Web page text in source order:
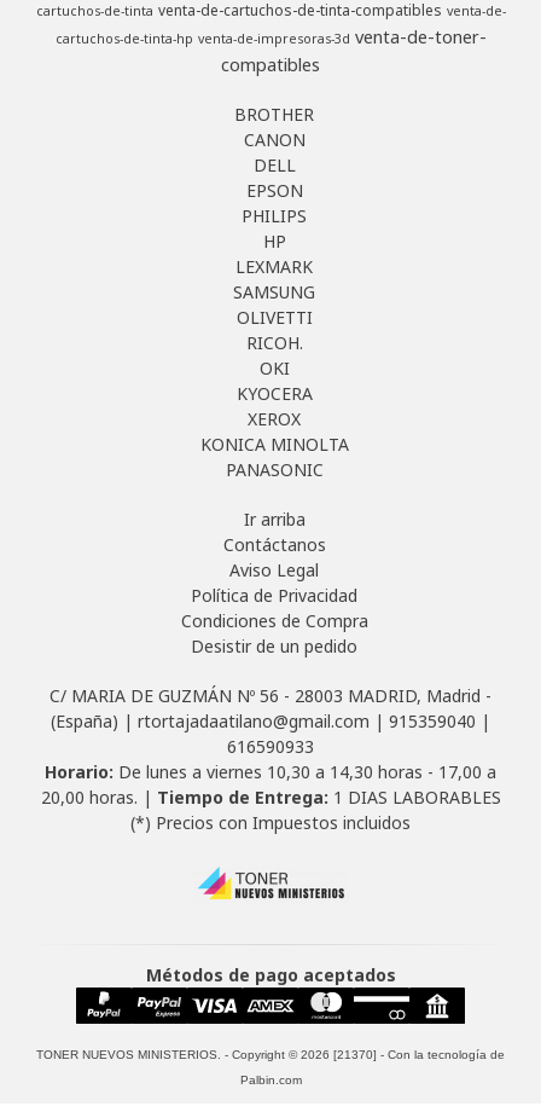
cartuchos-de-tinta venta-de-cartuchos-de-tinta-compatibles venta-de-
cartuchos-de-tinta-hp venta-de-impresoras-3d venta-de-toner-
compatibles
BROTHER
CANON
DELL
EPSON
PHILIPS
HP
LEXMARK
SAMSUNG
OLIVETTI
RICOH.
OKI
KYOCERA
XEROX
KONICA MINOLTA
PANASONIC
Ir arriba
Contáctanos
Aviso Legal
Política de Privacidad
Condiciones de Compra
Desistir de un pedido
C/ MARIA DE GUZMÁN Nº 56 - 28003 MADRID, Madrid -
(España) | rtortajadaatilano@gmail.com | 915359040 |
616590933
Horario: De lunes a viernes 10,30 a 14,30 horas - 17,00 a
20,00 horas. | Tiempo de Entrega: 1 DIAS LABORABLES
(*) Precios con Impuestos incluidos
Métodos de pago aceptados
TONER NUEVOS MINISTERIOS. - Copyright © 2026 [21370] - Con la tecnología de
Palbin.com